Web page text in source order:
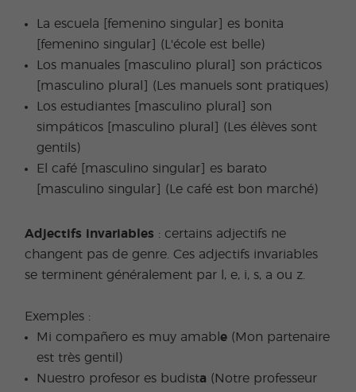
La escuela [femenino singular] es bonita
[femenino singular] (L'école est belle)
Los manuales [masculino plural] son prácticos
[masculino plural] (Les manuels sont pratiques)
Los estudiantes [masculino plural] son
simpáticos [masculino plural] (Les élèves sont
gentils)
El café [masculino singular] es barato
[masculino singular] (Le café est bon marché)
Adjectifs invariables : certains adjectifs ne
changent pas de genre. Ces adjectifs invariables
se terminent généralement par l, e, i, s, a ou z.
Exemples :
Mi compañero es muy amable (Mon partenaire
est très gentil)
Nuestro profesor es budista (Notre professeur